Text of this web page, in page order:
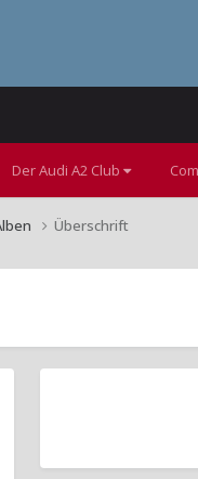
Der Audi A2 Club
Überschrift